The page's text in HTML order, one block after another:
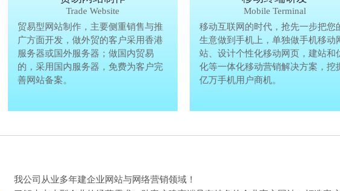
Company Website
先和客户有效沟通，了解客户要做网
站的要求，再将理念准确传达给客
户，根据客户要做网站的要求，通过
设计师的精心设计，为客户定制高端
企业网站。
Trade Website
贸易型网站制作，主要侧重销售与推
广方面开发，做外贸的客户采用香港
服务器或国外服务器；做国内贸易
的，采用国内服务器，免费为客户完
善网站备案。
Trade Website
贸易型网站制作，主要侧重销售与推
广方面开发，做外贸的客户采用香港
服务器或国外服务器；做国内贸易
的，采用国内服务器，免费为客户完
善网站备案。
Mobile Terminal
移动互联网的时代，抢先一步把您
生意做到手机上，单独做手机移动
站、设计个性化移动网页，建站和
化等一体化移动营销解决方案，挖
亿万手机用户商机。
我公司从业多年建企业网站与网络营销领域！